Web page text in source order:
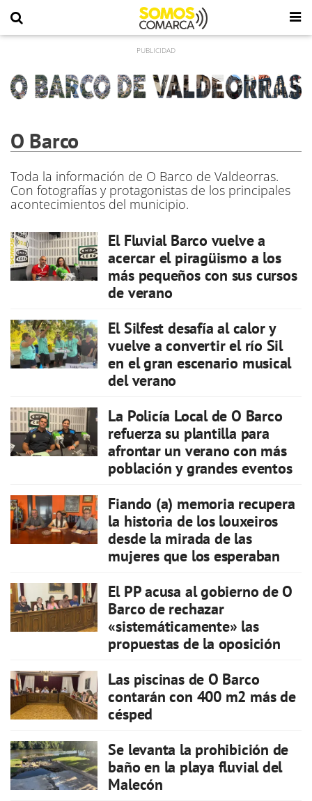
O Barco
Toda la información de O Barco de Valdeorras.
Con fotografías y protagonistas de los principales
acontecimientos del municipio.
El Fluvial Barco vuelve a
acercar el piragüismo a los
más pequeños con sus cursos
de verano
El Silfest desafía al calor y
vuelve a convertir el río Sil
en el gran escenario musical
del verano
La Policía Local de O Barco
refuerza su plantilla para
afrontar un verano con más
población y grandes eventos
Fiando (a) memoria recupera
la historia de los louxeiros
desde la mirada de las
mujeres que los esperaban
El PP acusa al gobierno de O
Barco de rechazar
«sistemáticamente» las
propuestas de la oposición
Las piscinas de O Barco
contarán con 400 m2 más de
césped
Se levanta la prohibición de
baño en la playa fluvial del
Malecón